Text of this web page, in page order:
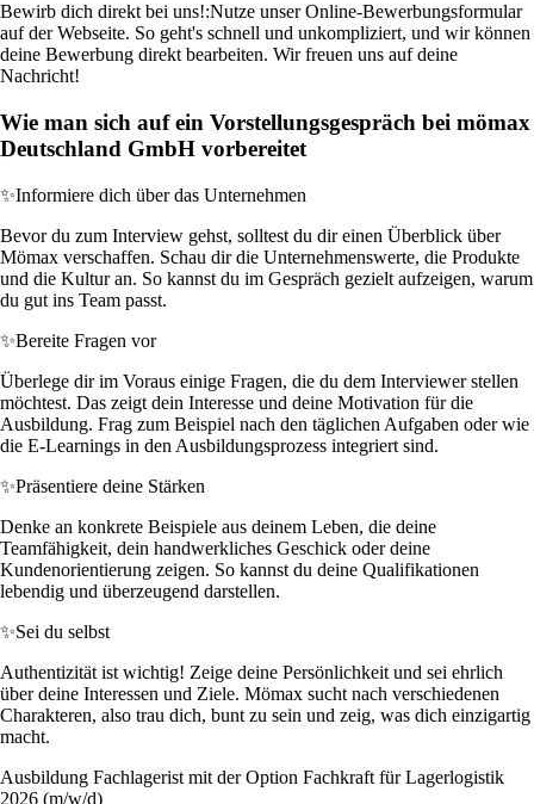
Bewirb dich direkt bei uns!:Nutze unser Online-Bewerbungsformular
auf der Webseite. So geht's schnell und unkompliziert, und wir können
deine Bewerbung direkt bearbeiten. Wir freuen uns auf deine
Nachricht!
Wie man sich auf ein Vorstellungsgespräch bei mömax
Deutschland GmbH vorbereitet
✨Informiere dich über das Unternehmen
Bevor du zum Interview gehst, solltest du dir einen Überblick über
Mömax verschaffen. Schau dir die Unternehmenswerte, die Produkte
und die Kultur an. So kannst du im Gespräch gezielt aufzeigen, warum
du gut ins Team passt.
✨Bereite Fragen vor
Überlege dir im Voraus einige Fragen, die du dem Interviewer stellen
möchtest. Das zeigt dein Interesse und deine Motivation für die
Ausbildung. Frag zum Beispiel nach den täglichen Aufgaben oder wie
die E-Learnings in den Ausbildungsprozess integriert sind.
✨Präsentiere deine Stärken
Denke an konkrete Beispiele aus deinem Leben, die deine
Teamfähigkeit, dein handwerkliches Geschick oder deine
Kundenorientierung zeigen. So kannst du deine Qualifikationen
lebendig und überzeugend darstellen.
✨Sei du selbst
Authentizität ist wichtig! Zeige deine Persönlichkeit und sei ehrlich
über deine Interessen und Ziele. Mömax sucht nach verschiedenen
Charakteren, also trau dich, bunt zu sein und zeig, was dich einzigartig
macht.
Ausbildung Fachlagerist mit der Option Fachkraft für Lagerlogistik
2026 (m/w/d)